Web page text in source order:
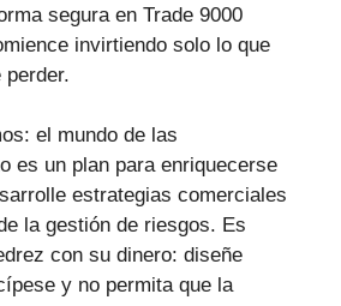
segura en Trade 9000
invirtiendo solo lo que
perder.
el mundo de las
es un plan para enriquecerse
estrategias comerciales
la gestión de riesgos. Es
con su dinero: diseñe
y no permita que la